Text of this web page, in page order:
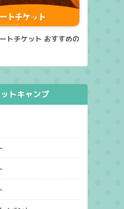
トチケット おすすめの
トキャンプ